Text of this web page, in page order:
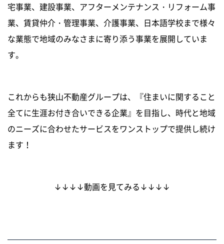
宅事業、建設事業、アフターメンテナンス・リフォーム事
業、賃貸仲介・管理事業、介護事業、日本語学校まで様々
な業態で地域のみなさまに寄り添う事業を展開していま
す。
これからも狭山不動産グループは、『住まいに関すること
全てに生涯お付き合いできる企業』を目指し、時代と地域
のニーズに合わせたサービスをワンストップで提供し続け
ます！
↓↓↓↓動画を見てみる↓↓↓↓